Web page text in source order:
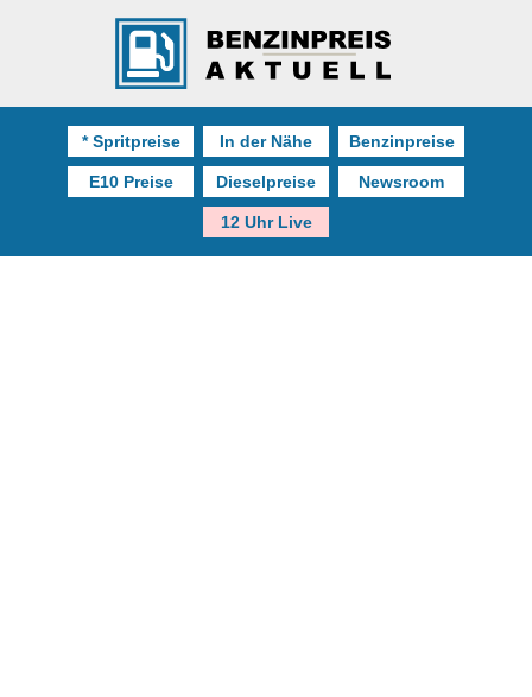
* Spritpreise In der Nähe Benzinpreise
E10 Preise Dieselpreise Newsroom
12 Uhr Live